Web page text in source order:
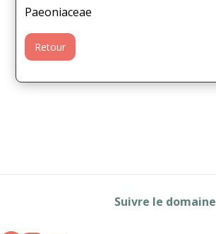
Paeoniaceae
Retour
Suivre le domaine